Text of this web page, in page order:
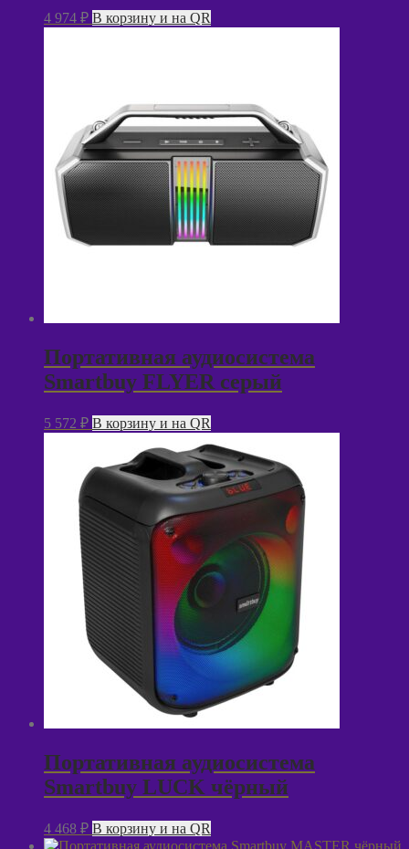
4 974 ₽ В корзину и на QR
Портативная аудиосистема
Smartbuy FLYER серый
5 572 ₽ В корзину и на QR
Портативная аудиосистема
Smartbuy LUCK чёрный
4 468 ₽ В корзину и на QR